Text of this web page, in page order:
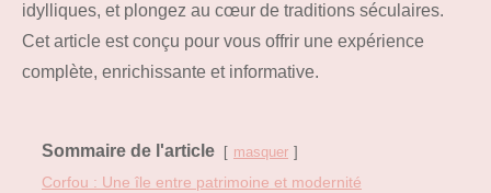
idylliques, et plongez au cœur de traditions séculaires.
Cet article est conçu pour vous offrir une expérience
complète, enrichissante et informative.
Sommaire de l'article masquer
Corfou : Une île entre patrimoine et modernité